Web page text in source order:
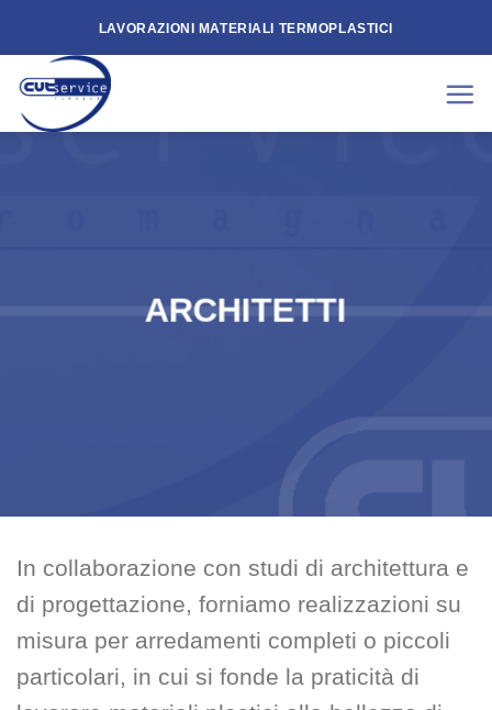
content
LAVORAZIONI MATERIALI TERMOPLASTICI
ARCHITETTI
In collaborazione con studi di architettura e
di progettazione, forniamo realizzazioni su
misura per arredamenti completi o piccoli
particolari, in cui si fonde la praticità di